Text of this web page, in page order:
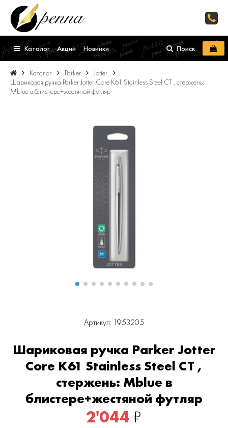
Каталог Акции Новинки Поиск
Каталог Parker
Jotter
Шариковая ручка Parker Jotter Core K61 Stainless Steel CT , стержень:
Mblue в блистере+жестяной футляр
Артикул: 1953205
Шариковая ручка Parker Jotter
Core K61 Stainless Steel CT ,
стержень: Mblue в
блистере+жестяной футляр
2'044 ₽